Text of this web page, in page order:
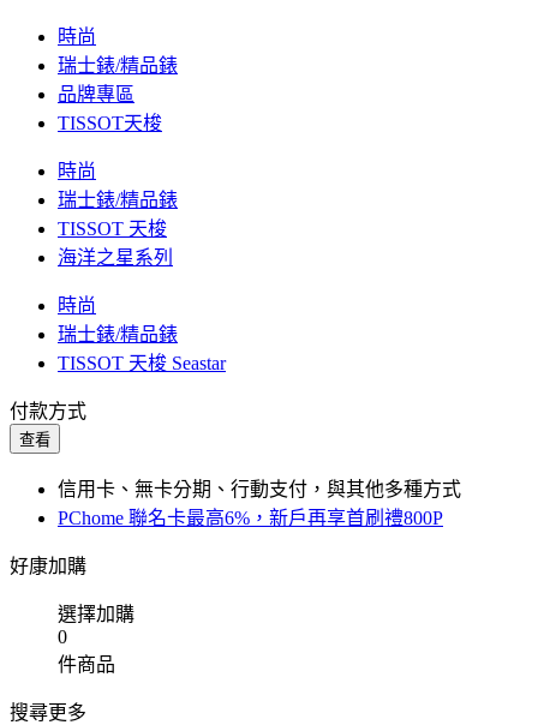
時尚
瑞士錶/精品錶
品牌專區
TISSOT天梭
時尚
瑞士錶/精品錶
TISSOT 天梭
海洋之星系列
時尚
瑞士錶/精品錶
TISSOT 天梭 Seastar
付款方式
查看
信用卡、無卡分期、行動支付，與其他多種方式
PChome 聯名卡最高6%，新戶再享首刷禮800P
好康加購
選擇加購
0
件商品
搜尋更多